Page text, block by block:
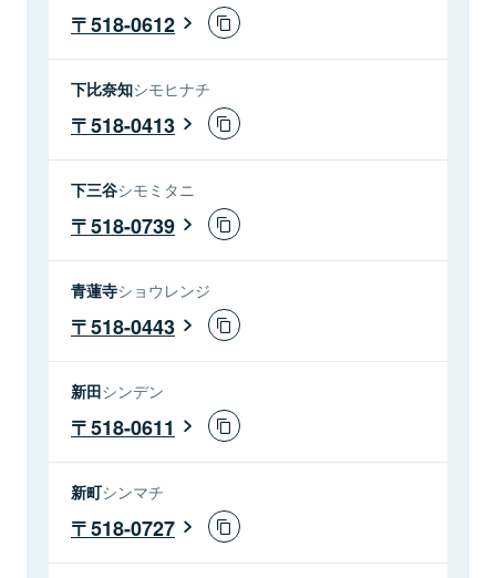
518-0612
下比奈知シモヒナチ
518-0413
下三谷シモミタニ
518-0739
青蓮寺ショウレンジ
518-0443
新田シンデン
518-0611
新町シンマチ
518-0727